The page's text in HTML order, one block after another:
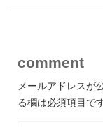
comment
メールアドレスが
る欄は必須項目で